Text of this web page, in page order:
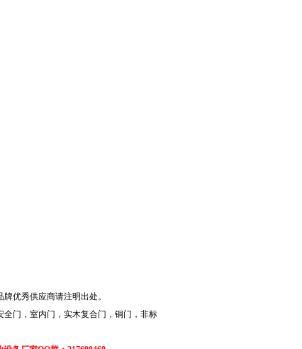
优秀供应商请注明出处。
门，室内门，实木复合门，铜门，非标